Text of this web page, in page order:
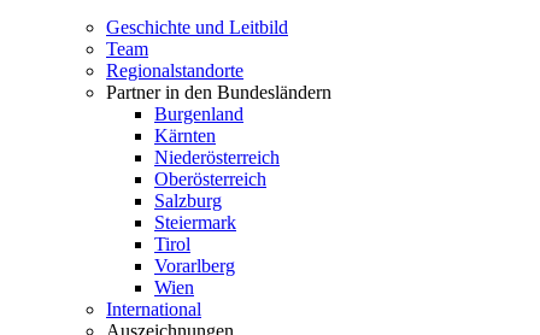
Geschichte und Leitbild
Team
Regionalstandorte
Partner in den Bundesländern
Burgenland
Kärnten
Niederösterreich
Oberösterreich
Salzburg
Steiermark
Tirol
Vorarlberg
Wien
International
Auszeichnungen